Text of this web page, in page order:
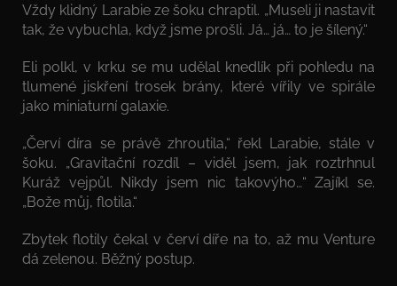
Vždy klidný Larabie ze šoku chraptil. „Museli ji nastavit
tak, že vybuchla, když jsme prošli. Já… já… to je šílený.“
Eli polkl, v krku se mu udělal knedlík při pohledu na
tlumené jiskření trosek brány, které vířily ve spirále
jako miniaturní galaxie.
„Červí díra se právě zhroutila,“ řekl Larabie, stále v
šoku. „Gravitační rozdíl – viděl jsem, jak roztrhnul
Kuráž vejpůl. Nikdy jsem nic takovýho…“ Zajíkl se.
„Bože můj, flotila.“
Zbytek flotily čekal v červí díře na to, až mu Venture
dá zelenou. Běžný postup.